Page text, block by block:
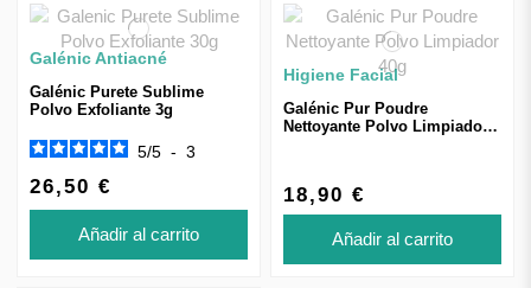
Galénic Antiacné
Galénic Purete Sublime
Polvo Exfoliante 3g
5/5 - 3
26,50 €
Añadir al carrito
Higiene Facial
Galénic Pur Poudre
Nettoyante Polvo Limpiador
18,90 €
Añadir al carrito